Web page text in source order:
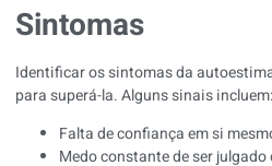
Sintomas
Identificar os sintomas da
para superá-la. Alguns sinais incluem:
Falta de confiança em si
Medo constante de ser